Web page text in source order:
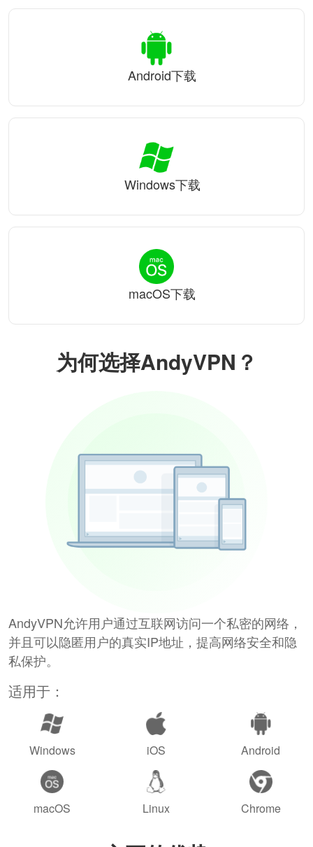
为何选择AndyVPN？
AndyVPN允许用户通过互联网访问一个私密的网络，
并且可以隐匿用户的真实IP地址，提高网络安全和隐
私保护。
适用于：
Windows iOS Android
macOS Linux Chrome
Android下载
Windows下载
macOS下载